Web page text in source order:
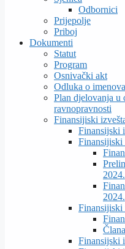
Odbornici
Prijepolje
Priboj
Dokumenti
Statut
Program
Osnivački akt
Odluka o
Plan djelovanja u
ravnopravnosti
Finansijiski
Finansijski
Finansijiski
2024.
2024.
Finansijiski
Finansijski